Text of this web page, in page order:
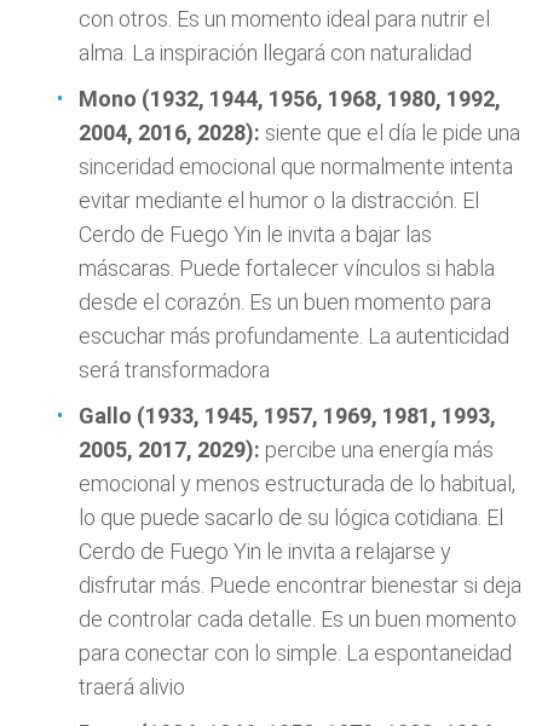
con otros. Es un momento ideal para nutrir el
alma. La inspiración llegará con naturalidad
Mono (1932, 1944, 1956, 1968, 1980, 1992,
2004, 2016, 2028): siente que el día le pide una
sinceridad emocional que normalmente intenta
evitar mediante el humor o la distracción. El
Cerdo de Fuego Yin le invita a bajar las
máscaras. Puede fortalecer vínculos si habla
desde el corazón. Es un buen momento para
escuchar más profundamente. La autenticidad
será transformadora
Gallo (1933, 1945, 1957, 1969, 1981, 1993,
2005, 2017, 2029): percibe una energía más
emocional y menos estructurada de lo habitual,
lo que puede sacarlo de su lógica cotidiana. El
Cerdo de Fuego Yin le invita a relajarse y
disfrutar más. Puede encontrar bienestar si deja
de controlar cada detalle. Es un buen momento
para conectar con lo simple. La espontaneidad
traerá alivio